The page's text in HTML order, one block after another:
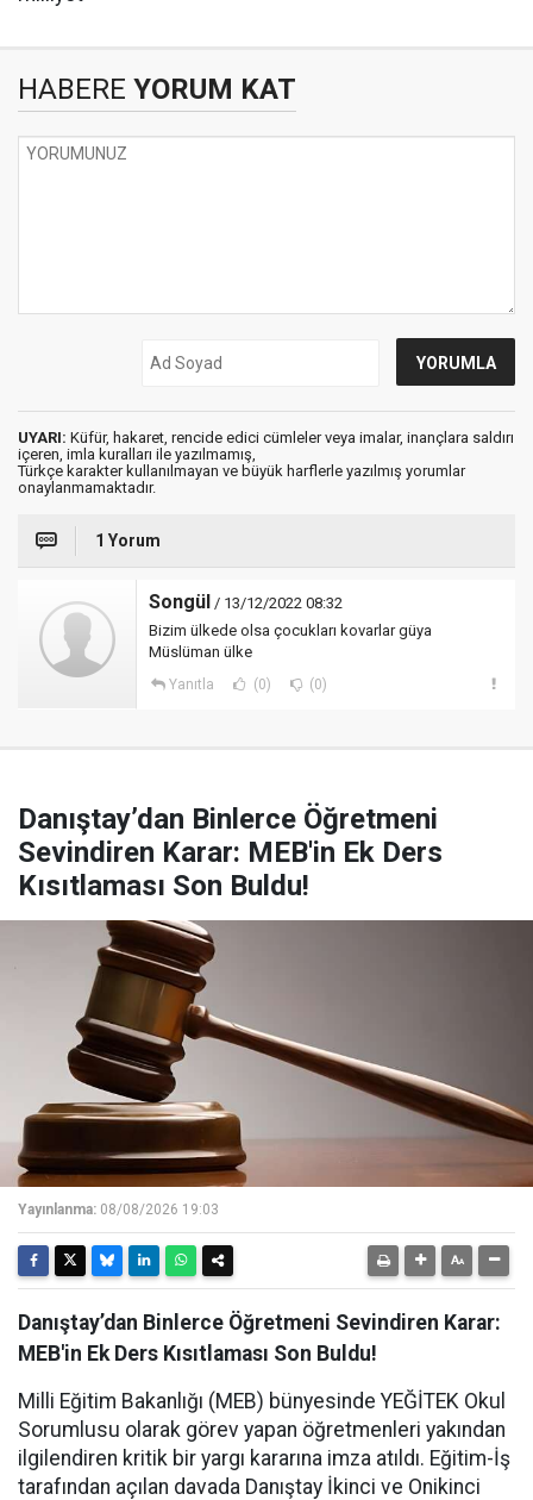
HABERE YORUM KAT
UYARI: Küfür, hakaret, rencide edici cümleler veya imalar, inançlara saldırı
içeren, imla kuralları ile yazılmamış,
Türkçe karakter kullanılmayan ve büyük harflerle yazılmış yorumlar
onaylanmamaktadır.
1 Yorum
Songül / 13/12/2022 08:32
Bizim ülkede olsa çocukları kovarlar güya
Müslüman ülke
Yanıtla (0) (0)
Danıştay’dan Binlerce Öğretmeni
Sevindiren Karar: MEB'in Ek Ders
Kısıtlaması Son Buldu!
Yayınlanma: 08/08/2026 19:03
Danıştay’dan Binlerce Öğretmeni Sevindiren Karar:
MEB'in Ek Ders Kısıtlaması Son Buldu!
Milli Eğitim Bakanlığı (MEB) bünyesinde YEĞİTEK Okul
Sorumlusu olarak görev yapan öğretmenleri yakından
ilgilendiren kritik bir yargı kararına imza atıldı. Eğitim-İş
tarafından açılan davada Danıştay İkinci ve Onikinci